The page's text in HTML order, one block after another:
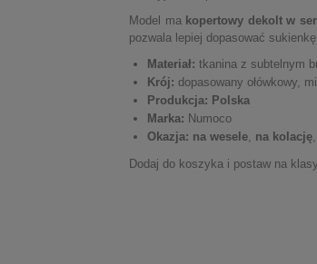
Model ma kopertowy dekolt w
pozwala lepiej dopasować
Materiał: tkanina z subtelnym
Krój: dopasowany ołówkowy,
Produkcja: Polska
Marka: Numoco
Okazja: na wesele, na kolację,
Dodaj do koszyka i postaw na